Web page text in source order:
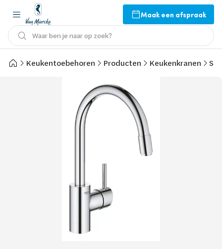
Maak een afspraak
Waar ben je naar op zoek?
Keukentoebehoren Producten Keukenkranen